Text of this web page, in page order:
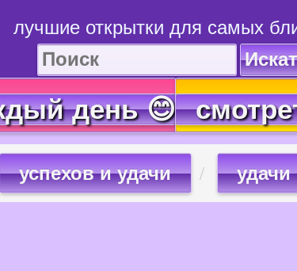
лучшие открытки для самых
день 😊
успехов и удачи удачи